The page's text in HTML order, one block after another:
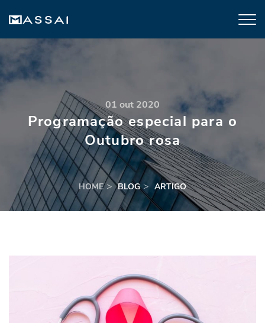
01 out 2020
Programação especial para o
Outubro rosa
HOME BLOG ARTIGO